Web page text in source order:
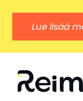
Lue lisää